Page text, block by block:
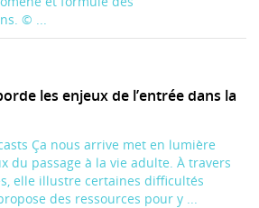
© ...
les enjeux de l’entrée dans la
Ça nous arrive met en lumière
du passage à la vie adulte. À travers
elle illustre certaines difficultés
des ressources pour y ...